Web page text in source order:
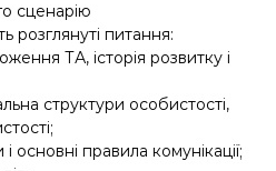
сценарію
розглянуті питання:
ТА, історія розвитку і
структури особистості,
основні правила комунікації;